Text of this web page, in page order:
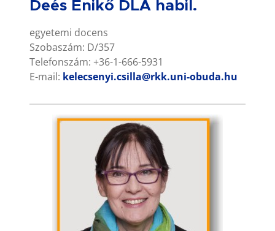
Deés Enikő DLA habil.
egyetemi docens
Szobaszám: D/357
Telefonszám: +36-1-666-5931
E-mail: kelecsenyi.csilla@rkk.uni-obuda.hu